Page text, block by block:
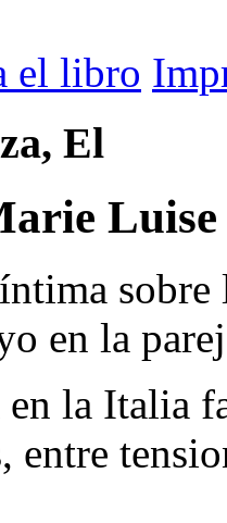
el libro
El
Luise
sobre
en la
la Italia
entre